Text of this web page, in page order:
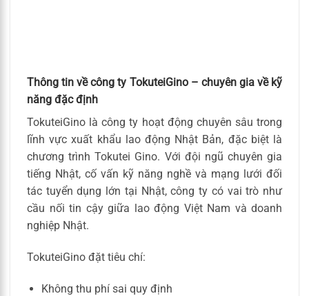
Thông tin về công ty TokuteiGino – chuyên gia về kỹ
năng đặc định
TokuteiGino là công ty hoạt động chuyên sâu trong
lĩnh vực xuất khẩu lao động Nhật Bản, đặc biệt là
chương trình Tokutei Gino. Với đội ngũ chuyên gia
tiếng Nhật, cố vấn kỹ năng nghề và mạng lưới đối
tác tuyển dụng lớn tại Nhật, công ty có vai trò như
cầu nối tin cậy giữa lao động Việt Nam và doanh
nghiệp Nhật.
TokuteiGino đặt tiêu chí:
Không thu phí sai quy định